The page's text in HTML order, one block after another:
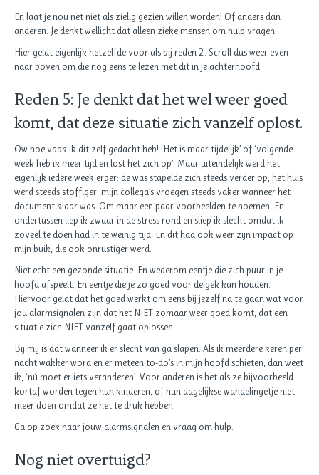
En laat je nou net niet als zielig gezien willen worden! Of anders dan
anderen. Je denkt wellicht dat alleen zieke mensen om hulp vragen.
Hier geldt eigenlijk hetzelfde voor als bij reden 2. Scroll dus weer even
naar boven om die nog eens te lezen met dit in je achterhoofd.
Reden 5: Je denkt dat het wel weer goed
komt, dat deze situatie zich vanzelf oplost.
Ow hoe vaak ik dit zelf gedacht heb! ‘Het is maar tijdelijk’ of ‘volgende
week heb ik meer tijd en lost het zich op’. Maar uiteindelijk werd het
eigenlijk iedere week erger: de was stapelde zich steeds verder op, het huis
werd steeds stoffiger, mijn collega’s vroegen steeds vaker wanneer het
document klaar was. Om maar een paar voorbeelden te noemen. En
ondertussen liep ik zwaar in de stress rond en sliep ik slecht omdat ik
zoveel te doen had in te weinig tijd. En dit had ook weer zijn impact op
mijn buik, die ook onrustiger werd.
Niet echt een gezonde situatie. En wederom eentje die zich puur in je
hoofd afspeelt. En eentje die je zo goed voor de gek kan houden.
Hiervoor geldt dat het goed werkt om eens bij jezelf na te gaan wat voor
jou alarmsignalen zijn dat het NIET zomaar weer goed komt, dat een
situatie zich NIET vanzelf gaat oplossen.
Bij mij is dat wanneer ik er slecht van ga slapen. Als ik meerdere keren per
nacht wakker word en er meteen to-do’s in mijn hoofd schieten, dan weet
ik, ‘nú moet er iets veranderen’. Voor anderen is het als ze bijvoorbeeld
kortaf worden tegen hun kinderen, of hun dagelijkse wandelingetje niet
meer doen omdat ze het te druk hebben.
Ga op zoek naar jouw alarmsignalen en vraag om hulp.
Nog niet overtuigd?